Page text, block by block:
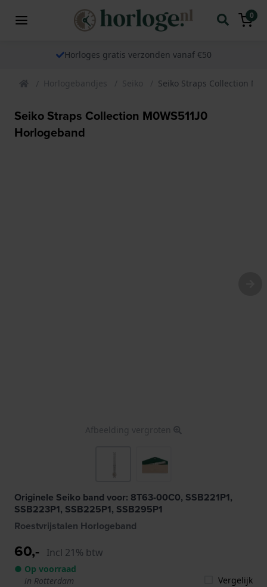
0
Horloges gratis verzonden vanaf €50
Horlogebandjes Seiko Seiko Straps Collection
Seiko Straps Collection M0WS511J0
Horlogeband
Afbeelding vergroten
Originele Seiko band voor: 8T63-00C0, SSB221P1,
SSB223P1, SSB225P1, SSB295P1
Roestvrijstalen Horlogeband
60,- Incl 21% btw
● Op voorraad
in Rotterdam
Vergelijk